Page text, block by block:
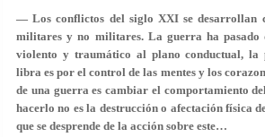
— Los conflictos del siglo XXI se desarrollan
militares y no militares. La guerra ha pasado
violento y traumático al plano conductual, la
libra es por el control de las mentes y los
de una guerra es cambiar el comportamiento
hacerlo no es la destrucción o afectación física
que se desprende de la acción sobre este…